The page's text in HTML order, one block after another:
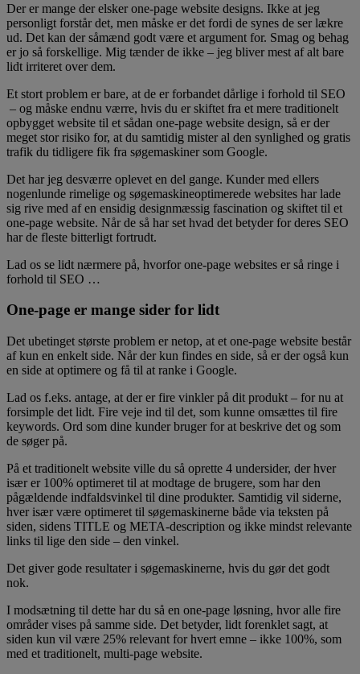
Der er mange der elsker one-page website designs. Ikke at jeg
personligt forstår det, men måske er det fordi de synes de ser lækre
ud. Det kan der såmænd godt være et argument for. Smag og behag
er jo så forskellige. Mig tænder de ikke – jeg bliver mest af alt bare
lidt irriteret over dem.
Et stort problem er bare, at de er forbandet dårlige i forhold til SEO
– og måske endnu værre, hvis du er skiftet fra et mere traditionelt
opbygget website til et sådan one-page website design, så er der
meget stor risiko for, at du samtidig mister al den synlighed og gratis
trafik du tidligere fik fra søgemaskiner som Google.
Det har jeg desværre oplevet en del gange. Kunder med ellers
nogenlunde rimelige og søgemaskineoptimerede websites har lade
sig rive med af en ensidig designmæssig fascination og skiftet til et
one-page website. Når de så har set hvad det betyder for deres SEO
har de fleste bitterligt fortrudt.
Lad os se lidt nærmere på, hvorfor one-page websites er så ringe i
forhold til SEO …
One-page er mange sider for lidt
Det ubetinget største problem er netop, at et one-page website består
af kun en enkelt side. Når der kun findes en side, så er der også kun
en side at optimere og få til at ranke i Google.
Lad os f.eks. antage, at der er fire vinkler på dit produkt – for nu at
forsimple det lidt. Fire veje ind til det, som kunne omsættes til fire
keywords. Ord som dine kunder bruger for at beskrive det og som
de søger på.
På et traditionelt website ville du så oprette 4 undersider, der hver
især er 100% optimeret til at modtage de brugere, som har den
pågældende indfaldsvinkel til dine produkter. Samtidig vil siderne,
hver især være optimeret til søgemaskinerne både via teksten på
siden, sidens TITLE og META-description og ikke mindst relevante
links til lige den side – den vinkel.
Det giver gode resultater i søgemaskinerne, hvis du gør det godt
nok.
I modsætning til dette har du så en one-page løsning, hvor alle fire
områder vises på samme side. Det betyder, lidt forenklet sagt, at
siden kun vil være 25% relevant for hvert emne – ikke 100%, som
med et traditionelt, multi-page website.